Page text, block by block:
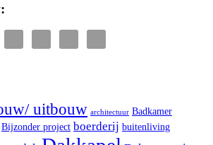
uitbouw architectuur Badkamer
Bijzonder project boerderij buitenliving